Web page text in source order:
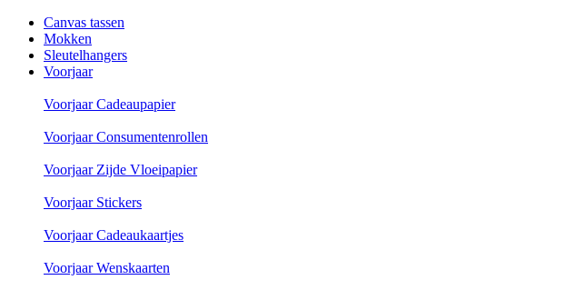
Canvas tassen
Mokken
Sleutelhangers
Voorjaar
Voorjaar Cadeaupapier
Voorjaar Consumentenrollen
Voorjaar Zijde Vloeipapier
Voorjaar Stickers
Voorjaar Cadeaukaartjes
Voorjaar Wenskaarten